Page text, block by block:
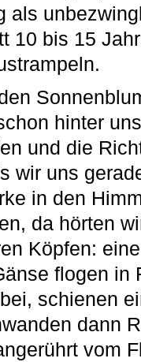
als
10 bis 15
hinter
und die
wir uns
in den
da hörten
Köpfen:
flogen in
schienen
dann
vom